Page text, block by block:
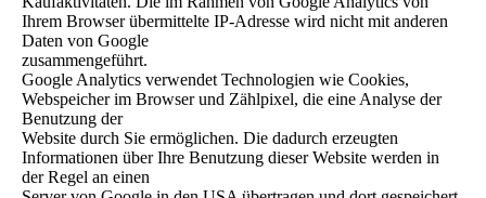
Ihrem Browser übermittelte IP-Adresse wird nicht mit anderen
Daten von Google
zusammengeführt.
Google Analytics verwendet Technologien wie Cookies,
Webspeicher im Browser und Zählpixel, die eine Analyse der
Benutzung der
Website durch Sie ermöglichen. Die dadurch erzeugten
Informationen über Ihre Benutzung dieser Website werden in
der Regel an einen